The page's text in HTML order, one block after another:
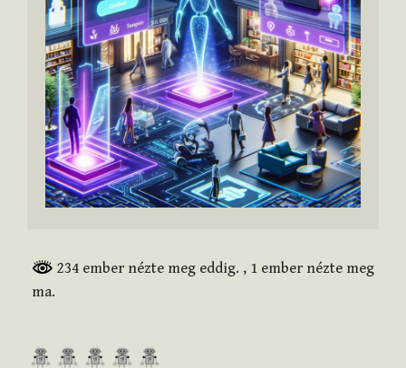
234 ember nézte meg eddig. , 1 ember nézte meg
ma.
R